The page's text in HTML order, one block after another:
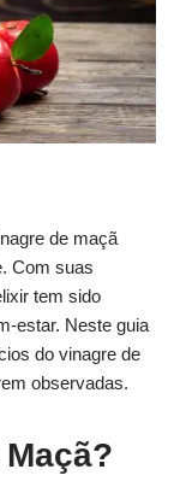
de maçã
Com suas
tem sido
estar. Neste guia
do vinagre de
observadas.